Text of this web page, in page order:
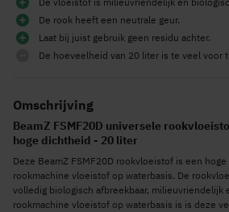
Omschrijving
BeamZ FSMF20D universele
hoge dichtheid - 20 liter
Deze BeamZ FSMF20D rookvloeistof is een
rookmachine vloeistof op waterbasis. De
volledig biologisch afbreekbaar, milieuvriendelijk
rookmachine vloeistof op waterbasis is is deze
De rook heeft een neutrale geur.
Laat bij juist gebruik geen residu achter.
De hoeveelheid van 20 liter is te veel voor